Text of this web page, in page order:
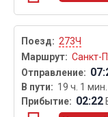
273Ч
Санкт-
19 ч. 1 мин.
02:22